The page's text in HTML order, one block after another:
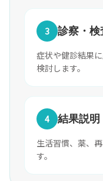
3 診察・検
症状や健診結果
検討します。
4 結果説明
生活習慣、薬、
す。